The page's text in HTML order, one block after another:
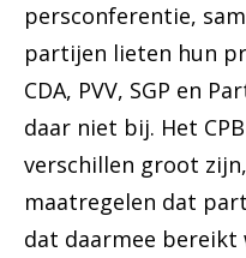
persconferentie,
partijen lieten hun
CDA, PVV, SGP en
daar niet bij. Het
verschillen groot
maatregelen dat
dat daarmee bereikt